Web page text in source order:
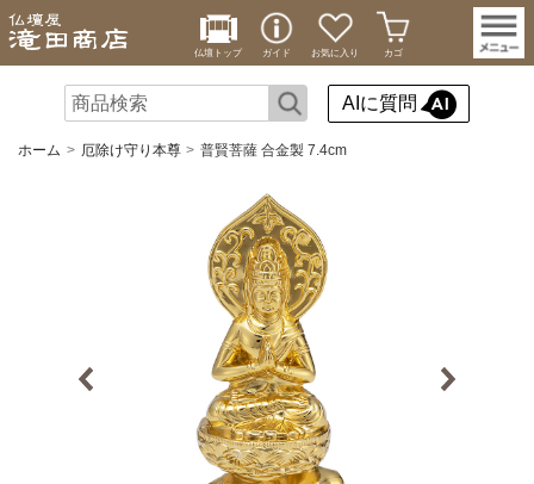
仏壇トップ ガイド お気に入り カゴ
AIに質問
ホーム 厄除け守り本尊 普賢菩薩 合金製 7.4cm